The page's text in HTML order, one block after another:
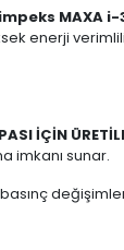
MAXA i-
enerji
İÇİN
imkanı sunar.